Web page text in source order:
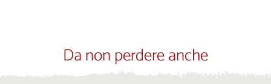
Da non perdere anche